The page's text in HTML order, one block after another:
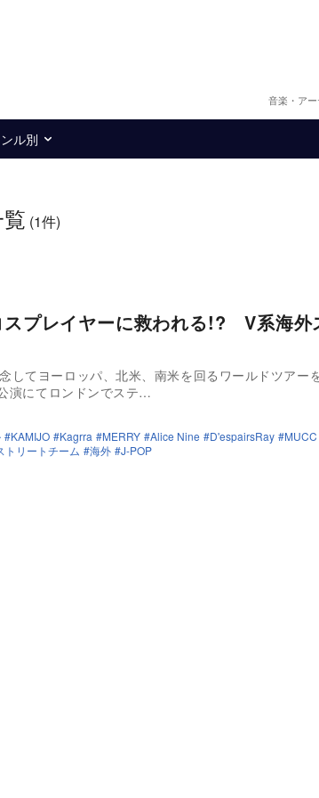
音楽・ア
ル別
(1件)
プレイヤーに救われる!? V系海外
してヨーロッパ、北米、南米を回るワールドツアー
演にてロンドンでステ…
KAMIJO Kagrra MERRY Alice Nine D'espairsRay
MUCC
トリートチーム 海外 J-POP